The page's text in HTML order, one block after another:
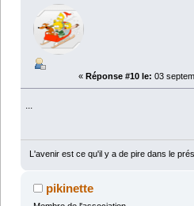
« Réponse #10 le: 03
...
L'avenir est ce qu'il y a de pire dans le
pikinette